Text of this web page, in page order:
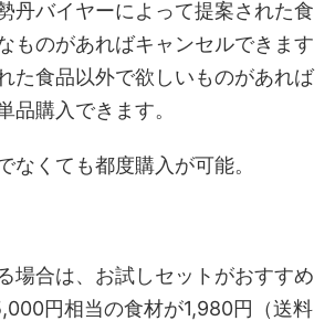
丹バイヤーによって提案された食
ものがあればキャンセルできます
た食品以外で欲しいものがあれば
品購入できます。
なくても都度購入が可能。
場合は、お試しセットがおすすめ
円相当の食材が1,980円（送料